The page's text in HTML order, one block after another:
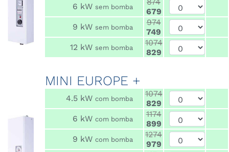
6 kW sem bomba
679
9 kW sem bomba
974
749
12 kW sem bomba
1074
829
MINI EUROPE +
4.5 kW com bomba
1074
829
6 kW com bomba
1174
899
9 kW com bomba
1274
979